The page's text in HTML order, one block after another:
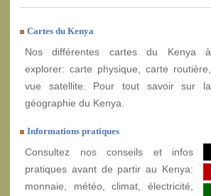
Cartes du Kenya
Nos différentes cartes du Kenya à
explorer: carte physique, carte routière,
vue satellite. Pour tout savoir sur la
géographie du Kenya.
Informations pratiques
Consultez nos conseils et infos
pratiques avant de partir au Kenya:
monnaie, météo, climat, électricité,